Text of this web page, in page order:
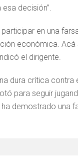
decisión”.
participar en una
económica. Acá
el dirigente.
dura crítica contra
para seguir
demostrado una